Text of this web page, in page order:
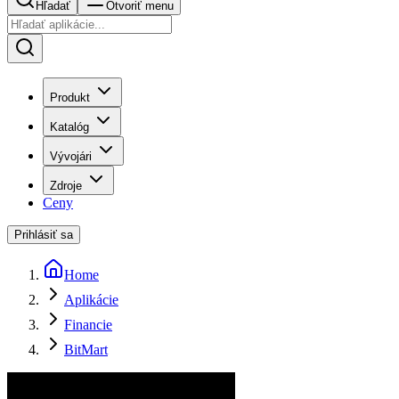
Hľadať Otvoriť menu
Produkt
Katalóg
Vývojári
Zdroje
Ceny
Prihlásiť sa
Home
Aplikácie
Financie
BitMart